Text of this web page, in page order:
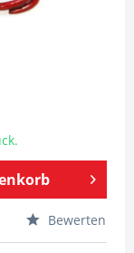
Bewerten